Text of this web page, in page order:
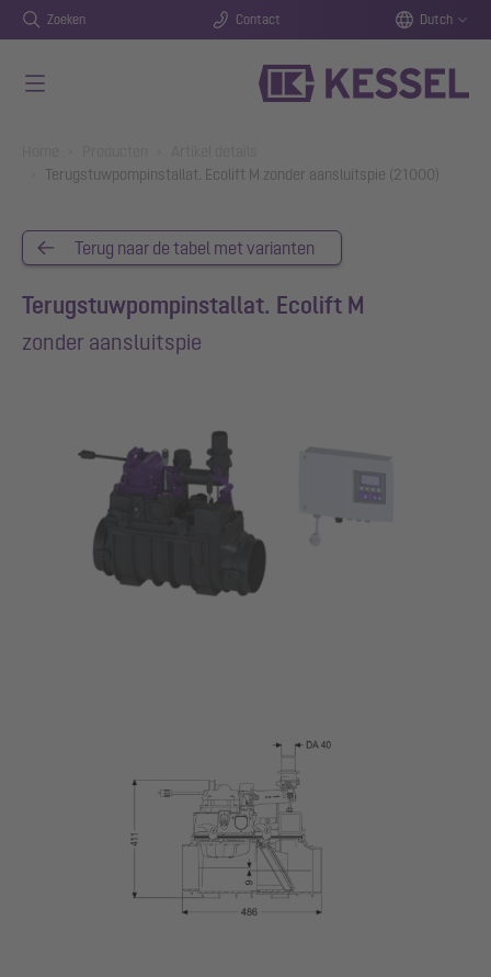
Zoeken Contact Dutch
Terugstuwpompinstallat. Ecolift M zonder aansluitspie (21000)
Terug naar de tabel met varianten
Terugstuwpompinstallat. Ecolift M
zonder aansluitspie